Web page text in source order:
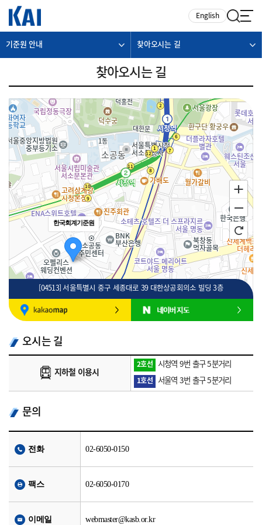
English
기준원 안내 찾아오시는 길
찾아오시는 길
한국회계기준원
100m
[04513] 서울특별시 중구 세종대로 39 대한상공회의소 빌딩 3층
오시는 길
지하철 이용시
2호선 시청역 9번 출구 5분거리
1호선 서울역 3번 출구 5분거리
문의
전화 02-6050-0150
팩스 02-6050-0170
이메일 webmaster@kasb.or.kr